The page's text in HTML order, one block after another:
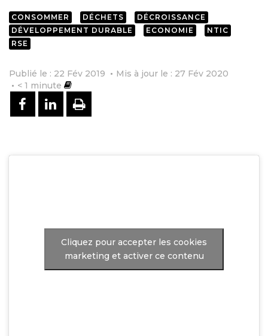
CONSOMMER DÉCHETS
DÉCROISSANCE
DÉVELOPPEMENT DURABLE
ECONOMIE
NTIC
RSE
Publié le : 22 Fév 2019
Mis à jour le : 27 Fév 2020
< 1 minute
PARTAGER SUR FACEBOOK
PARTAGER SUR LINKEDIN
IMPRIMER
Cliquez pour accepter les cookies
marketing et activer ce contenu